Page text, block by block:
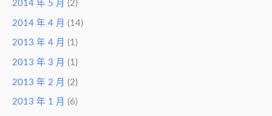
2014 年 5 月 (2)
2014 年 4 月 (14)
2013 年 4 月 (1)
2013 年 3 月 (1)
2013 年 2 月 (2)
2013 年 1 月 (6)